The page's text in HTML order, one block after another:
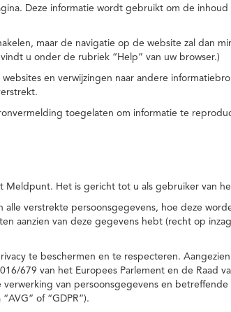
Deze informatie wordt gebruikt om de
maar de navigatie op de website zal dan
u onder de rubriek “Help” van uw browser.)
en verwijzingen naar andere
toegelaten om informatie te
Het is gericht tot u als gebruiker van
verstrekte persoonsgegevens, hoe deze
aanzien van deze gegevens hebt (recht op
te beschermen en te respecteren.
679 van het Europees Parlement en de Raad
van persoonsgegevens en
of “GDPR”).